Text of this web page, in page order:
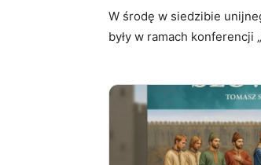
W środę w siedzibie
były w ramach konferencji